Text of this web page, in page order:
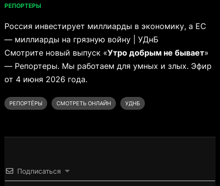
РЕПОРТЕРЫ
Россия инвестирует миллиарды в экономику, а ЕС
— миллиарды на грязную войну | УДнБ
Смотрите новый выпуск «Утро добрым не бывает»
— Репортеры. Мы работаем для умных и злых. Эфир
от 4 июня 2026 года.
РЕПОРТЁРЫ СМОТРЕТЬ ОНЛАЙН УДНБ
Подписаться